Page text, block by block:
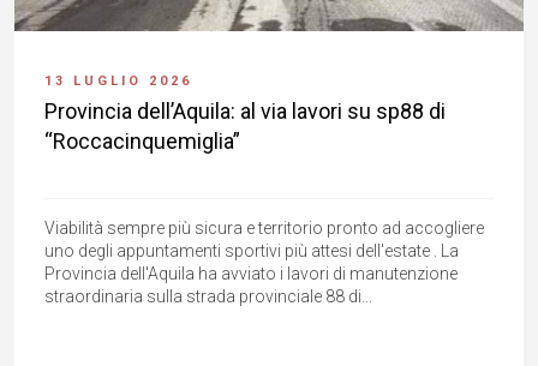
13 LUGLIO 2026
Provincia dell’Aquila: al via lavori su sp88 di
“Roccacinquemiglia”
Viabilità sempre più sicura e territorio pronto ad accogliere
uno degli appuntamenti sportivi più attesi dell'estate . La
Provincia dell'Aquila ha avviato i lavori di manutenzione
straordinaria sulla strada provinciale 88 di...